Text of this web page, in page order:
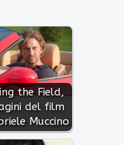
the Field,
del film
Muccino